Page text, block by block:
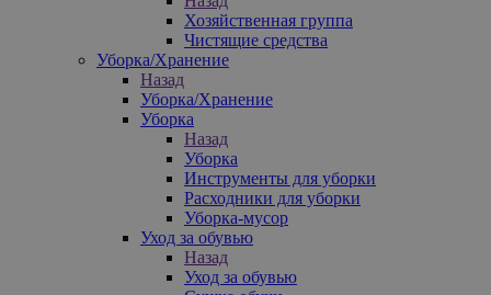
Хозяйственная группа
Чистящие средства
Уборка/Хранение
Назад
Уборка/Хранение
Уборка
Назад
Уборка
Инструменты для уборки
Расходники для уборки
Уборка-мусор
Уход за обувью
Назад
Уход за обувью